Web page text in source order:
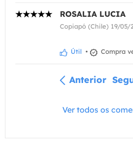
ROSALIA LUCIA
Copiapó (Chile) 19/05/
Útil • Compra
Anterior
Ver todos os